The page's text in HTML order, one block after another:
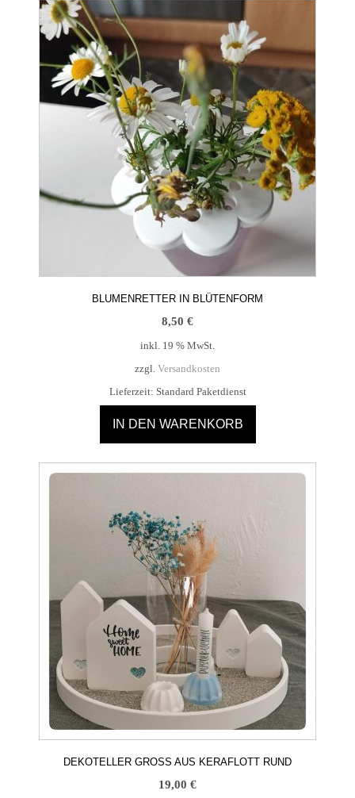
BLUMENRETTER IN BLÜTENFORM
8,50 €
inkl. 19 % MwSt.
zzgl. Versandkosten
Lieferzeit: Standard Paketdienst
IN DEN WARENKORB
DEKOTELLER GROSS AUS KERAFLOTT RUND
19,00 €